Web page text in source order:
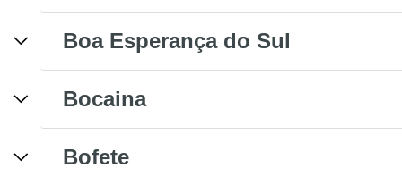
Boa Esperança do Sul
Bocaina
Bofete